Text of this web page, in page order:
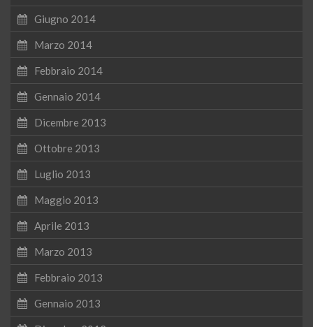
Giugno 2014
Marzo 2014
Febbraio 2014
Gennaio 2014
Dicembre 2013
Ottobre 2013
Luglio 2013
Maggio 2013
Aprile 2013
Marzo 2013
Febbraio 2013
Gennaio 2013